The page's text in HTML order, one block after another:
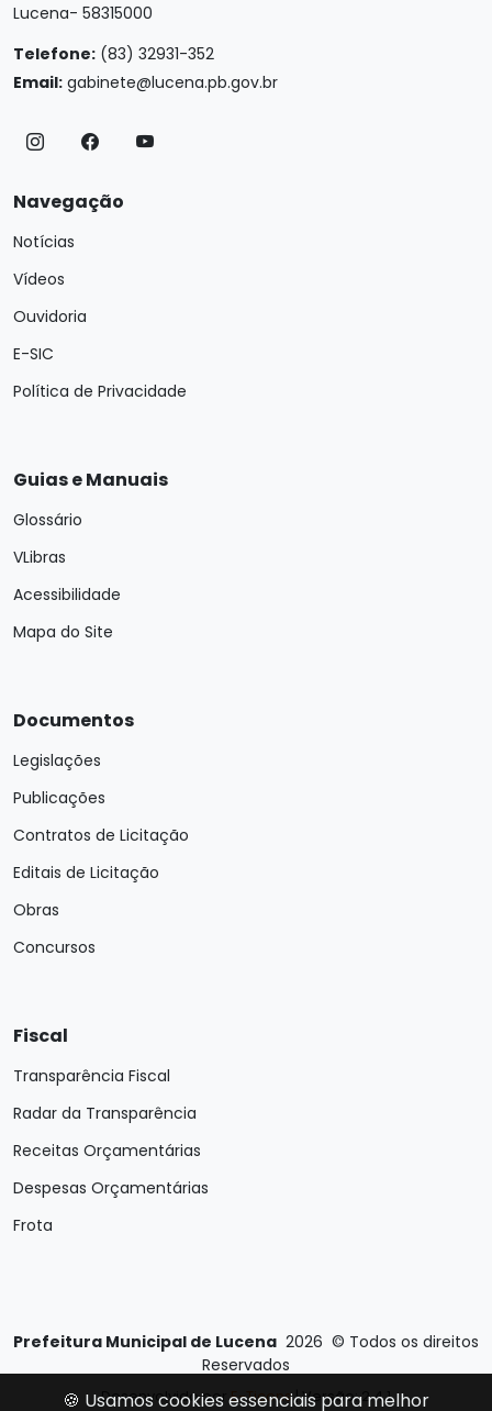
Lucena- 58315000
Telefone: (83) 32931-352
Email: gabinete@lucena.pb.gov.br
Navegação
Notícias
Vídeos
Ouvidoria
E-SIC
Política de Privacidade
Guias e Manuais
Glossário
VLibras
Acessibilidade
Mapa do Site
Documentos
Legislações
Publicações
Contratos de Licitação
Editais de Licitação
Obras
Concursos
Fiscal
Transparência Fiscal
Radar da Transparência
Receitas Orçamentárias
Despesas Orçamentárias
Frota
Prefeitura Municipal de Lucena 2026 © Todos os direitos
Reservados
Desenvolvido porE-Ticons| Versão: 2.4.1
🍪 Usamos cookies essenciais para melhor